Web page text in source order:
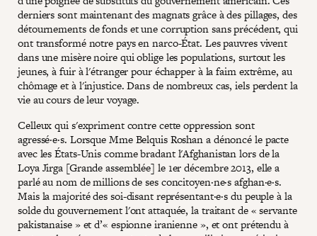
derniers sont maintenant des magnats grâce à des pillages, des
détournements de fonds et une corruption sans précédent, qui
ont transformé notre pays en narco-État. Les pauvres vivent
dans une misère noire qui oblige les populations, surtout les
jeunes, à fuir à l'étranger pour échapper à la faim extrême, au
chômage et à l'injustice. Dans de nombreux cas, iels perdent la
vie au cours de leur voyage.
Celleux qui s'expriment contre cette oppression sont
agressé·e·s. Lorsque Mme Belquis Roshan a dénoncé le pacte
avec les États-Unis comme bradant l'Afghanistan lors de la
Loya Jirga [Grande assemblée] le 1er décembre 2013, elle a
parlé au nom de millions de ses concitoyen·ne·s afghan·e·s.
Mais la majorité des soi-disant représentant·e·s du peuple à la
solde du gouvernement l'ont attaquée, la traitant de « servante
pakistanaise » et d’« espionne iranienne », et ont prétendu à